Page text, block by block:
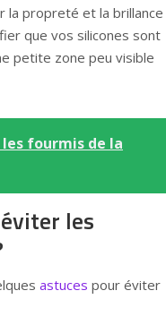
la propreté et la brillance
que vos silicones sont
petite zone peu visible
fourmis de la
les
astuces pour éviter